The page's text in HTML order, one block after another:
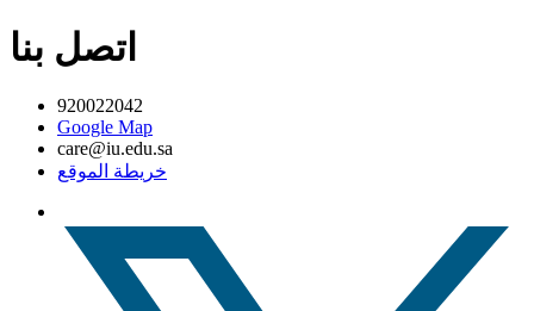
اتصل بنا
920022042
Google Map
care@iu.edu.sa
خريطة الموقع